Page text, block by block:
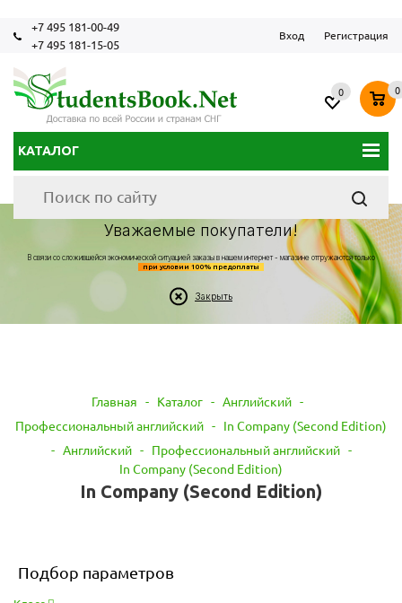
+7 495 181-00-49
+7 495 181-15-05
Вход Регистрация
КАТАЛОГ
0 0
Уважаемые покупатели!
В связи со сложившейся экономической ситуацией заказы в нашем интернет - магазине отгружаются только
при условии 100% предоплаты
Закрыть
Главная - Каталог - Английский -
Профессиональный английский - In Company (Second Edition)
- Английский - Профессиональный английский -
In Company (Second Edition)
In Company (Second Edition)
Подбор параметров